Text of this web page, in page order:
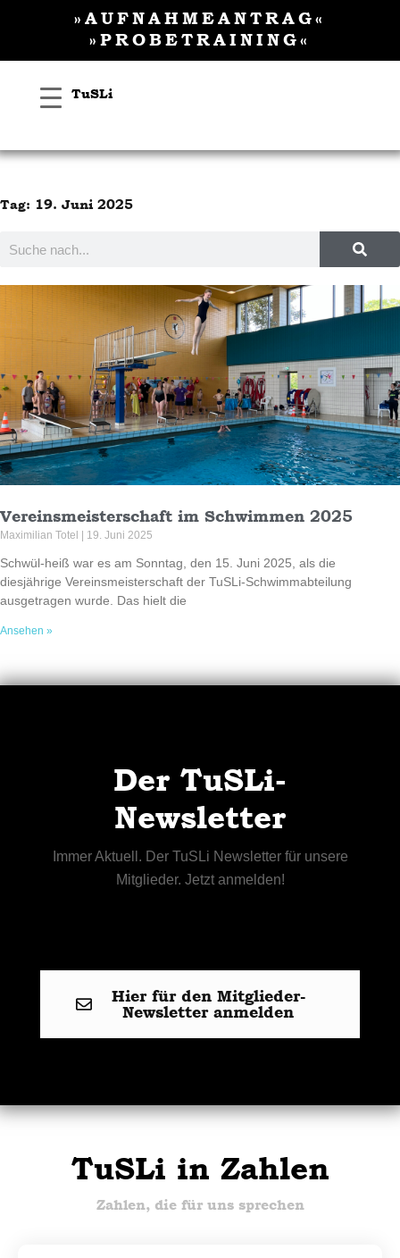
»AUFNAHMEANTRAG«
»PROBETRAINING«
TuSLi
Tag: 19. Juni 2025
Vereinsmeisterschaft im Schwimmen 2025
Maximilian Totel 19. Juni 2025
Schwül-heiß war es am Sonntag, den 15. Juni 2025, als die
diesjährige Vereinsmeisterschaft der TuSLi-Schwimmabteilung
ausgetragen wurde. Das hielt die
Ansehen »
Der TuSLi-
Newsletter
Immer Aktuell. Der TuSLi Newsletter für unsere
Mitglieder. Jetzt anmelden!
Hier für den Mitglieder-
Newsletter anmelden
TuSLi in Zahlen
Zahlen, die für uns sprechen